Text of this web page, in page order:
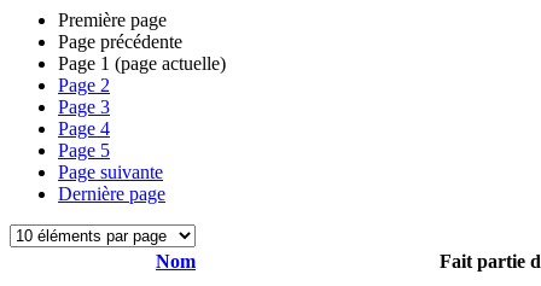
Première page
Page précédente
Page 1 (page actuelle)
Page 2
Page 3
Page 4
Page 5
Page suivante
Dernière page
Nom
Fait partie